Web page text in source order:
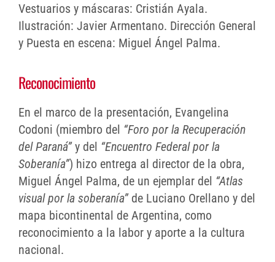
Vestuarios y máscaras: Cristián Ayala.
Ilustración: Javier Armentano. Dirección General
y Puesta en escena: Miguel Ángel Palma.
Reconocimiento
En el marco de la presentación, Evangelina
Codoni (miembro del “Foro por la Recuperación
del Paraná”y del “Encuentro Federal por la
Soberanía”) hizo entrega al director de la obra,
Miguel Ángel Palma, de un ejemplar del “Atlas
visual por la soberanía”de Luciano Orellano y del
mapa bicontinental de Argentina, como
reconocimiento a la labor y aporte a la cultura
nacional.